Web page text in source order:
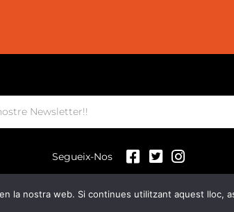
Segueix-Nos
la nostra web. Si continues utilitzant aquest lloc,